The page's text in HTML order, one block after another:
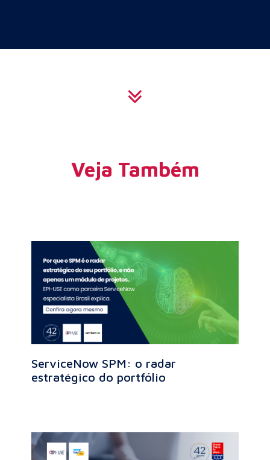
Veja Também
ServiceNow SPM: o radar
estratégico do portfólio